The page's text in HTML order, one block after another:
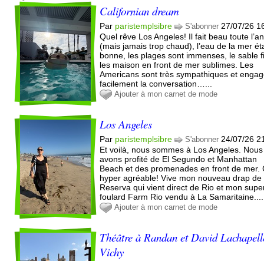
Californian dream
Par paristemplsibre S'abonner 27/07/26
Quel rêve Los Angeles! Il fait beau toute
(mais jamais trop chaud), l’eau de la mer
bonne, les plages sont immenses, le sable
les maison en front de mer sublimes. Les
Americans sont très sympathiques et
facilement la conversation…...
Ajouter à mon carnet de mode
Los Angeles
Par paristemplsibre S'abonner 24/07/26
Et voilà, nous sommes à Los Angeles. Nous
avons profité de El Segundo et Manhattan
Beach et des promenades en front de mer.
hyper agréable! Vive mon nouveau drap de
Reserva qui vient direct de Rio et mon
foulard Farm Rio vendu à La Samaritaine....
Ajouter à mon carnet de mode
Théâtre à Randan et David
Vichy